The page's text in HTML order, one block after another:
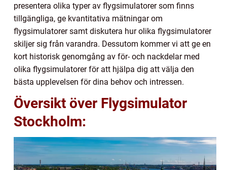
presentera olika typer av flygsimulatorer som finns
tillgängliga, ge kvantitativa mätningar om
flygsimulatorer samt diskutera hur olika flygsimulatorer
skiljer sig från varandra. Dessutom kommer vi att ge en
kort historisk genomgång av för- och nackdelar med
olika flygsimulatorer för att hjälpa dig att välja den
bästa upplevelsen för dina behov och intressen.
Översikt över Flygsimulator
Stockholm: